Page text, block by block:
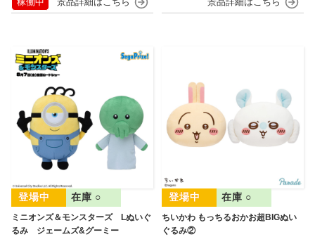
ミニオンズ＆モンスターズ Lぬいぐ
るみ ジェームズ&グーミー
在庫 ○
ちいかわ もっちるおかお超BIGぬい
ぐるみ②
在庫 ○